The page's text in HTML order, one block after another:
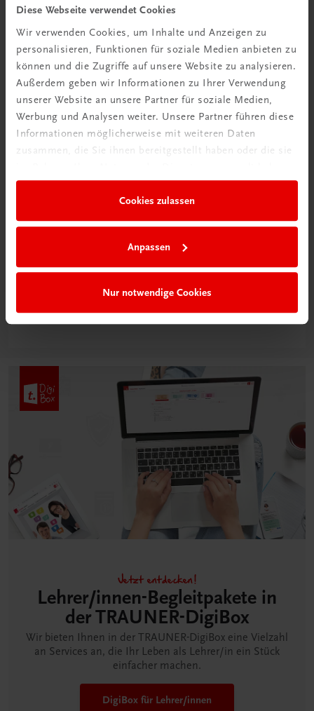
Diese Webseite verwendet Cookies
Wir verwenden Cookies, um Inhalte und Anzeigen zu
personalisieren, Funktionen für soziale Medien anbieten zu
können und die Zugriffe auf unsere Website zu analysieren.
Außerdem geben wir Informationen zu Ihrer Verwendung
unserer Website an unsere Partner für soziale Medien,
Werbung und Analysen weiter. Unsere Partner führen diese
Informationen möglicherweise mit weiteren Daten
zusammen, die Sie ihnen bereitgestellt haben oder die sie
Cookies zulassen
Anpassen
Nur notwendige Cookies
Tipps & Tricks
Mehr dazu
Neu in der DigiBox
Klassenzimmer“
Jetzt entdecken!
Lehrer/innen-Begleitpakete in
der TRAUNER-DigiBox
Wir bieten Ihnen in der TRAUNER-DigiBox eine Vielzahl
an Services an, die Ihr Leben als Lehrer/in ein Stück
einfacher machen.
DigiBox für Lehrer/innen